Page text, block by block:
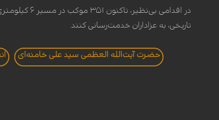
در اقدامی
تاریخی، به عزاداران خدمت‌رسانی کنند.
حضرت آیت‌الله العظمی سید علی خامنه‌ای